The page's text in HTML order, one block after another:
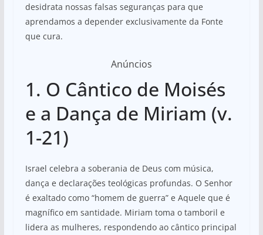
desidrata nossas falsas seguranças para que
aprendamos a depender exclusivamente da Fonte
que cura.
Anúncios
1. O Cântico de Moisés
e a Dança de Miriam (v.
1-21)
Israel celebra a soberania de Deus com música,
dança e declarações teológicas profundas. O Senhor
é exaltado como “homem de guerra” e Aquele que é
magnífico em santidade. Miriam toma o tamboril e
lidera as mulheres, respondendo ao cântico principal